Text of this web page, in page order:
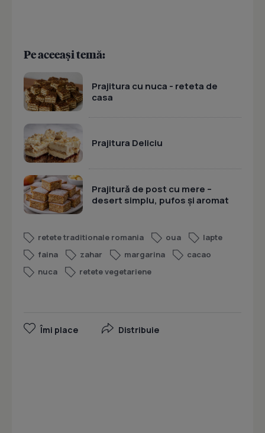
Pe aceeași temă:
Prajitura cu nuca - reteta de
casa
Prajitura Deliciu
Prajitură de post cu mere –
desert simplu, pufos și aromat
retete traditionale romania oua
lapte
faina
zahar margarina
cacao
nuca
retete vegetariene
Îmi place Distribuie